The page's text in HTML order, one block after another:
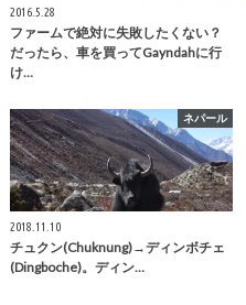
2016.5.28
ファームで絶対に失敗したくない？
だったら、車を買ってGayndahに行
け…
ネパール
2018.11.10
チュクン(Chuknung)→ディンボチェ
(Dingboche)。ディン…